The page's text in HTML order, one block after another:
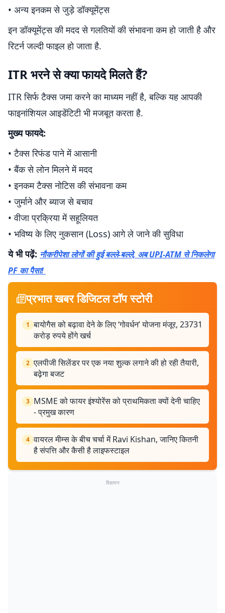
• अन्य इनकम से जुड़े डॉक्यूमेंट्स
इन डॉक्यूमेंट्स की मदद से गलतियों की संभावना कम हो जाती है और
रिटर्न जल्दी फाइल हो जाता है.
ITR भरने से क्या फायदे मिलते हैं?
ITR सिर्फ टैक्स जमा करने का माध्यम नहीं है, बल्कि यह आपकी
फाइनांशियल आइडेंटिटी भी मजबूत करता है.
मुख्य फायदे:
• टैक्स रिफंड पाने में आसानी
• बैंक से लोन मिलने में मदद
• इनकम टैक्स नोटिस की संभावना कम
• जुर्माने और ब्याज से बचाव
• वीजा प्रक्रिया में सहूलियत
• भविष्य के लिए नुकसान (Loss) आगे ले जाने की सुविधा
ये भी पढ़ें: नौकरीपेशा लोगों की हुई बल्ले-बल्ले, अब UPI-ATM से निकलेगा
PF का पैसा!
प्रभात खबर डिजिटल टॉप स्टोरी
1 बायोगैस को बढ़ावा देने के लिए ‘गोवर्धन’ योजना मंजूर, 23731
करोड़ रुपये होंगे खर्च
2 एलपीजी सिलेंडर पर एक नया शुल्क लगाने की हो रही तैयारी,
बढ़ेगा बजट
3 MSME को फायर इंश्योरेंस को प्राथमिकता क्यों देनी चाहिए
- प्रमुख कारण
4 वायरल मीम्स के बीच चर्चा में Ravi Kishan, जानिए कितनी
है संपत्ति और कैसी है लाइफस्टाइल
विज्ञापन